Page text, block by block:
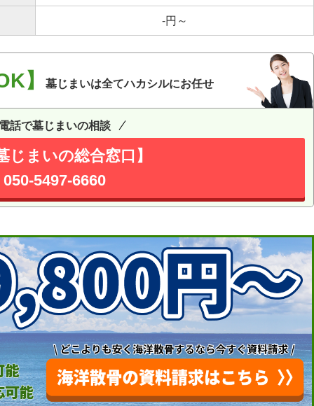
-円～
】 墓じまいは全てハカシルにお任せ
話で墓じまいの相談
じまいの総合窓口】
050-5497-6660